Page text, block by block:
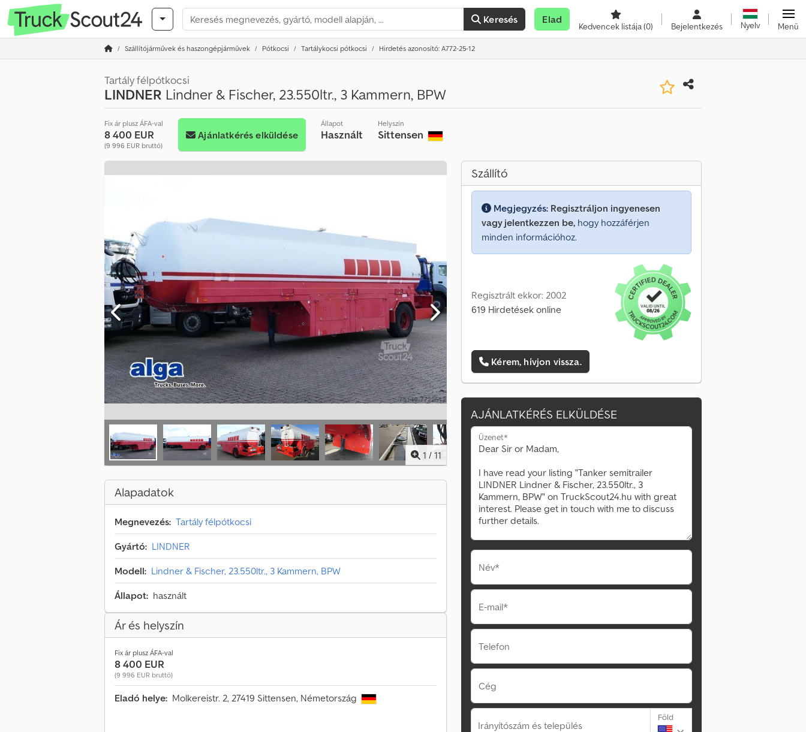
Keresés Elad
Kedvencek listája(0) Bejelentkezés Nyelv Menü
Szállítójárművek és haszongépjárművek Pótkocsi Tartálykocsi pótkocsi Hirdetés azonosító: A772-25-12
Tartály félpótkocsi
LINDNER Lindner & Fischer, 23.550ltr., 3 Kammern, BPW
Fix ár plusz ÁFA-val
8 400 EUR
(9 996 EUR bruttó)
Ajánlatkérés elküldése
Állapot
Használt
Helyszín
Sittensen
1 / 11
Alapadatok
Megnevezés: Tartály félpótkocsi
Gyártó: LINDNER
Modell: Lindner & Fischer, 23.550ltr., 3 Kammern, BPW
Állapot: használt
Ár és helyszín
Fix ár plusz ÁFA-val
8 400 EUR
(9 996 EUR bruttó)
Eladó helye: Molkereistr. 2, 27419 Sittensen, Németország
Szállító
Megjegyzés: Regisztráljon ingyenesen
vagy jelentkezzen be, hogy hozzáférjen
minden információhoz.
Regisztrált ekkor: 2002
619 Hirdetések online
Kérem, hívjon vissza.
AJÁNLATKÉRÉS ELKÜLDÉSE
Üzenet*
Név*
E-mail*
Telefon
Cég
Irányítószám és település
Föld